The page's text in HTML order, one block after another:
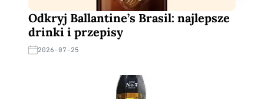
Odkryj Ballantine’s Brasil: najlepsze
drinki i przepisy
2026-07-25